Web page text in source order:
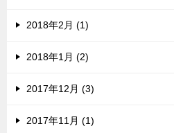
2018年2月 (1)
2018年1月 (2)
2017年12月 (3)
2017年11月 (1)